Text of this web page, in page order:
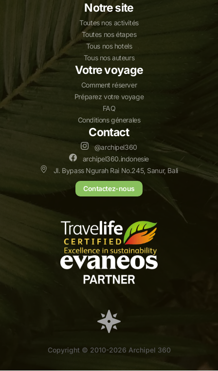
Notre site
Toutes nos activités
Toutes nos étapes
Tous nos hotels
Tous nos auteurs
Votre voyage
Comment réserver
Préparez votre voyage
FAQ
Conditions génerales
Contact
@archipel360
archipel360.indonesie
Jl. Bypass Ngurah Rai No.245, Sanur, Bali
Contactez-nous
Copyright © 2010-2026 Archipel 360